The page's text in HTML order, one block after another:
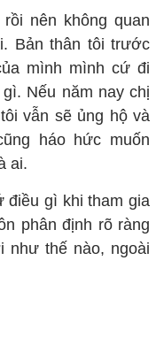
nên không quan
Bản thân tôi trước
mình mình cứ đi
Nếu năm nay chị
vẫn sẽ ủng hộ và
háo hức muốn
ai.
điều gì khi tham gia
phân định rõ ràng
như thế nào, ngoài